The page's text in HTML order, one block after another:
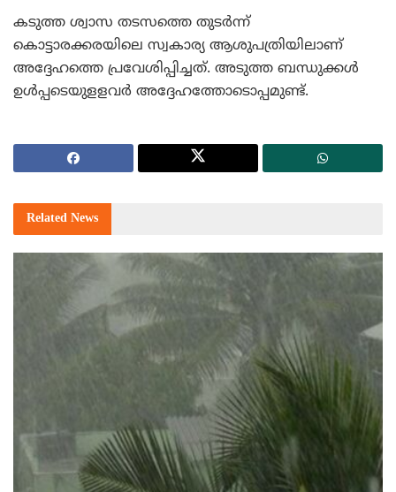
കടുത്ത ശ്വാസ തടസത്തെ തുടര്‍ന്ന്
കൊട്ടാരക്കരയിലെ സ്വകാര്യ ആശുപത്രിയിലാണ്
അദ്ദേഹത്തെ പ്രവേശിപ്പിച്ചത്. അടുത്ത ബന്ധുക്കള്‍
ഉള്‍പ്പടെയുളളവര്‍ അദ്ദേഹത്തോടൊപ്പമുണ്ട്.
Related News